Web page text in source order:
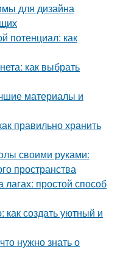
для дизайна
потенциал: как
как выбрать
материалы и
правильно хранить
своими руками:
пространства
лагах: простой способ
создать уютный и
нужно знать о